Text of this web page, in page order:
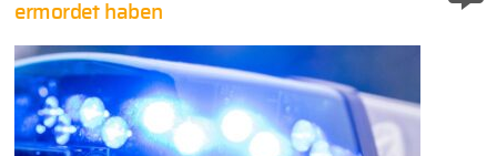
ermordet haben